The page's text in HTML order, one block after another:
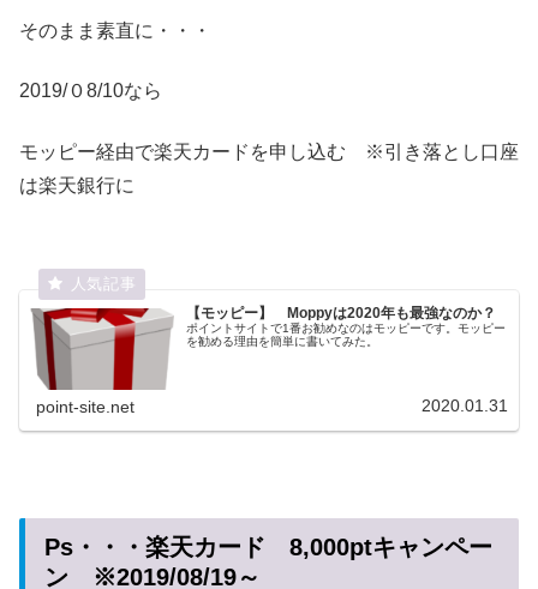
そのまま素直に・・・
2019/０8/10なら
モッピー経由で楽天カードを申し込む ※引き落とし口座
は楽天銀行に
【モッピー】 Moppyは2020年も最強なのか？
ポイントサイトで1番お勧めなのはモッピーです。モッピー
を勧める理由を簡単に書いてみた。
point-site.net 2020.01.31
Ps・・・楽天カード 8,000ptキャンペー
ン ※2019/08/19～